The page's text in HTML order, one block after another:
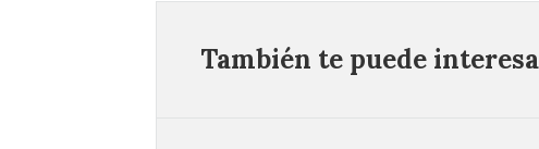
También te puede